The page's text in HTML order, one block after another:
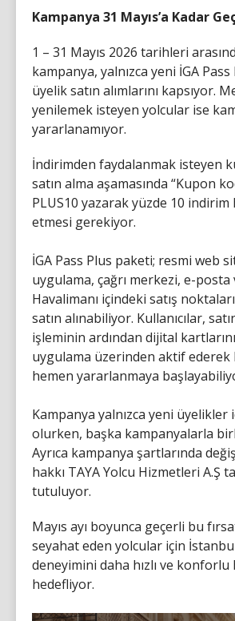
Kampanya 31 Mayıs’a Kadar
1 – 31 Mayıs 2026 tarihleri
kampanya, yalnızca yeni İGA Pass
üyelik satın alımlarını kapsıyor.
yenilemek isteyen yolcular ise
yararlanamıyor.
İndirimden faydalanmak isteyen
satın alma aşamasında “Kupon
PLUS10 yazarak yüzde 10 indirim
etmesi gerekiyor.
İGA Pass Plus paketi; resmi web
uygulama, çağrı merkezi, e-
Havalimanı içindeki satış
satın alınabiliyor. Kullanıcılar,
işleminin ardından dijital
uygulama üzerinden aktif ederek
hemen yararlanmaya
Kampanya yalnızca yeni üyelikler
olurken, başka kampanyalarla
Ayrıca kampanya şartlarında
hakkı TAYA Yolcu Hizmetleri A.Ş
tutuluyor.
Mayıs ayı boyunca geçerli bu
seyahat eden yolcular için
deneyimini daha hızlı ve
hedefliyor.